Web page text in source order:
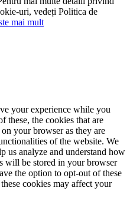
uri, vedeți Politica de
mai mult
your experience while you
these, the cookies that are
your browser as they are
of the website. We
us analyze and understand how
will be stored in your browser
the option to opt-out of these
cookies may affect your